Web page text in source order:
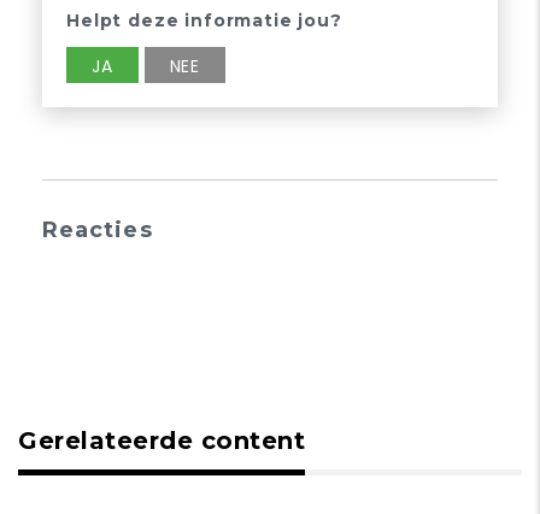
Helpt deze informatie jou?
JA NEE
Reacties
Gerelateerde content